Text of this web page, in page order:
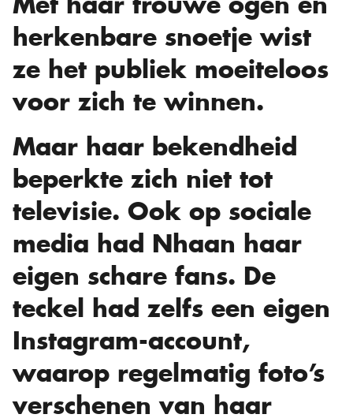
herkenbare snoetje wist
ze het publiek moeiteloos
voor zich te winnen.
Maar haar bekendheid
beperkte zich niet tot
televisie. Ook op sociale
media had Nhaan haar
eigen schare fans. De
teckel had zelfs een eigen
Instagram-account,
waarop regelmatig foto’s
verschenen van haar